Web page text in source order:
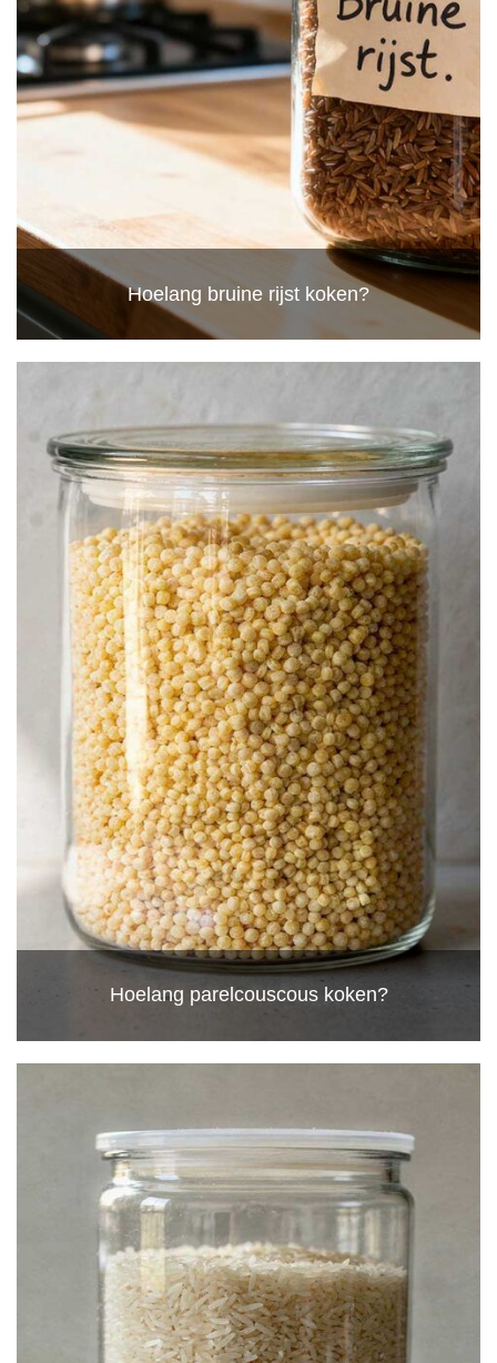
Hoelang bruine rijst koken?
Hoelang parelcouscous koken?